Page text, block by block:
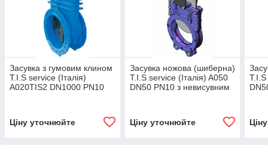
Засувка з гумовим клином
T.I.S service (Італія)
А020TIS2 DN1000 PN10
Ціну уточнюйте
Засувка ножова (шиберна)
T.I.S service (Італія) A050
DN50 PN10 з невисувним
Ціну уточнюйте
T.I.S